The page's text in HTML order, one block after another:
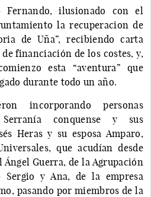
Fernando, ilusionado con el
la recuperacion de
de Uña”, recibiendo carta
financiación de los costes, y,
esta “aventura” que
durante todo un año.
incorporando personas
conquense y sus
Heras y su esposa Amparo,
que acudían desde
Ángel Guerra, de la Agrupación
Sergio y Ana, de la empresa
pasando por miembros de la